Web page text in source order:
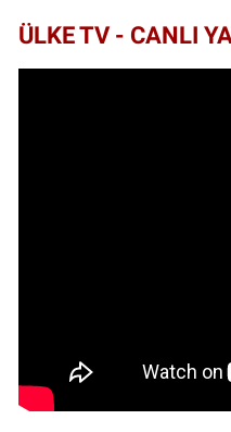
ÜLKE TV - CANLI